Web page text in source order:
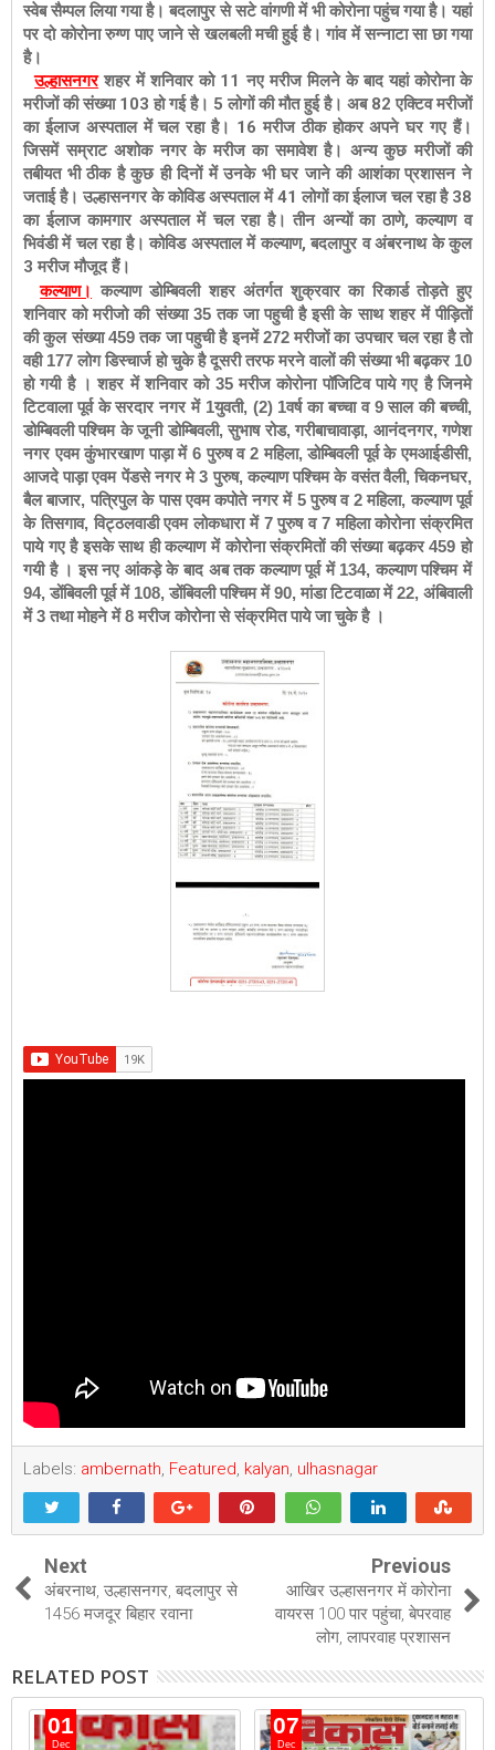
स्वेब सैम्पल लिया गया है। बदलापुर से सटे वांगणी में भी कोरोना पहुंच गया है। यहां
पर दो कोरोना रुग्ण पाए जाने से खलबली मची हुई है। गांव में सन्नाटा सा छा गया
है।
उल्हासनगरशहर में शनिवार को 11 नए मरीज मिलने के बाद यहां कोरोना के
मरीजों की संख्या 103 हो गई है। 5 लोगों की मौत हुई है। अब 82 एक्टिव मरीजों
का ईलाज अस्पताल में चल रहा है। 16 मरीज ठीक होकर अपने घर गए हैं।
जिसमें सम्राट अशोक नगर के मरीज का समावेश है। अन्य कुछ मरीजों की
तबीयत भी ठीक है कुछ ही दिनों में उनके भी घर जाने की आशंका प्रशासन ने
जताई है। उल्हासनगर के कोविड अस्पताल में 41 लोगों का ईलाज चल रहा है 38
का ईलाज कामगार अस्पताल में चल रहा है। तीन अन्यों का ठाणे, कल्याण व
भिवंडी में चल रहा है। कोविड अस्पताल में कल्याण, बदलापुर व अंबरनाथ के कुल
3 मरीज मौजूद हैं।
कल्याण। कल्याण डोम्बिवली शहर अंतर्गत शुक्रवार का रिकार्ड तोड़ते हुए
शनिवार को मरीजो की संख्या 35 तक जा पहुची है इसी के साथ शहर में पीड़ितों
की कुल संख्या 459 तक जा पहुची है इनमें 272 मरीजों का उपचार चल रहा है तो
वही 177 लोग डिस्चार्ज हो चुके है दूसरी तरफ मरने वालों की संख्या भी बढ़कर 10
हो गयी है ।शहर में शनिवार को 35 मरीज कोरोना पॉजिटिव पाये गए है जिनमे
टिटवाला पूर्व के सरदार नगर में 1युवती, (2) 1वर्ष का बच्चा व 9 साल की बच्ची,
डोम्बिवली पश्चिम के जूनी डोम्बिवली, सुभाष रोड, गरीबाचावाड़ा, आनंदनगर, गणेश
नगर एवम कुंभारखाण पाड़ा में 6 पुरुष व 2 महिला, डोम्बिवली पूर्व के एमआईडीसी,
आजदे पाड़ा एवम पेंडसे नगर मे 3 पुरुष, कल्याण पश्चिम के वसंत वैली, चिकनघर,
बैल बाजार, पत्रिपुल के पास एवम कपोते नगर में 5 पुरुष व 2 महिला, कल्याण पूर्व
के तिसगाव, विट्ठलवाडी एवम लोकधारा में 7 पुरुष व 7 महिला कोरोना संक्रमित
पाये गए है इसके साथ ही कल्याण में कोरोना संक्रमितों की संख्या बढ़कर 459 हो
गयी है । इस नए आंकड़े के बाद अब तक कल्याण पूर्व में 134, कल्याण पश्चिम में
94, डोंबिवली पूर्व में 108, डोंबिवली पश्चिम में 90, मांडा टिटवाळा में 22, अंबिवाली
में 3 तथा मोहने में 8 मरीज कोरोना से संक्रमित पाये जा चुके है ।
Labels: ambernath Featured kalyan ulhasnagar
Next
अंबरनाथ, उल्हासनगर, बदलापुर से
1456 मजदूर बिहार रवाना
Previous
आखिर उल्हासनगर में कोरोना
वायरस 100 पार पहुंचा, बेपरवाह
लोग, लापरवाह प्रशासन
RELATED POST
01
Dec
07
Dec